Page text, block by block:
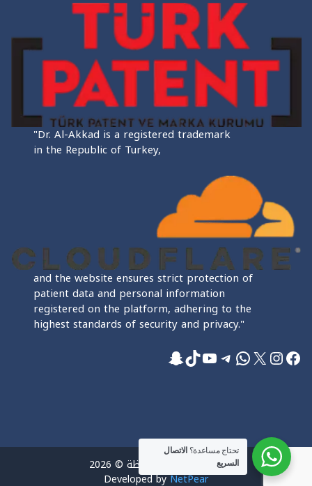
"Dr. Al-Akkad is a registered trademark
in the Republic of Turkey,
and the website ensures strict protection of
patient data and personal information
registered on the platform, adhering to the
highest standards of security and privacy."
فيسبوك
إنستجرام
إكسواتساب
تيليجرام
يوتيوب
تيك توك
سناب شات
جميع الحقوق محفوظة © 2026
Developed byNetPear
تحتاج مساعدة؟ الاتصال
السريع